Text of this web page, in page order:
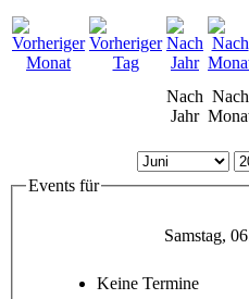
Nach
Jahr
Nach
Events für
Samstag,
Keine Termine